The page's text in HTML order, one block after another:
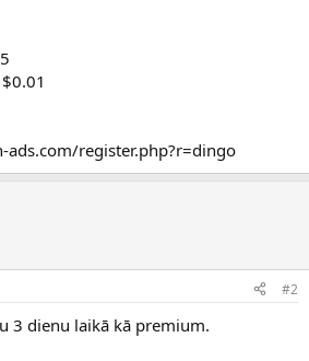
register.php?r=dingo
#2
3 dienu laikā kā premium.